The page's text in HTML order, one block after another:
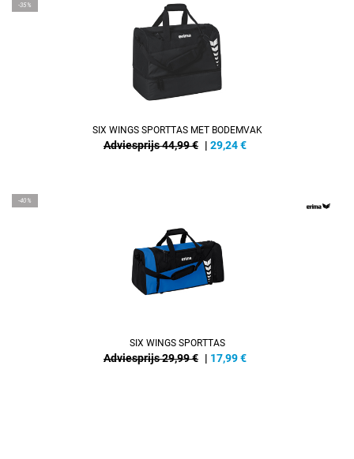
-35%
SIX WINGS SPORTTAS MET BODEMVAK
Adviesprijs 44,99 € | 29,24€
-40%
SIX WINGS SPORTTAS
Adviesprijs 29,99 € | 17,99€